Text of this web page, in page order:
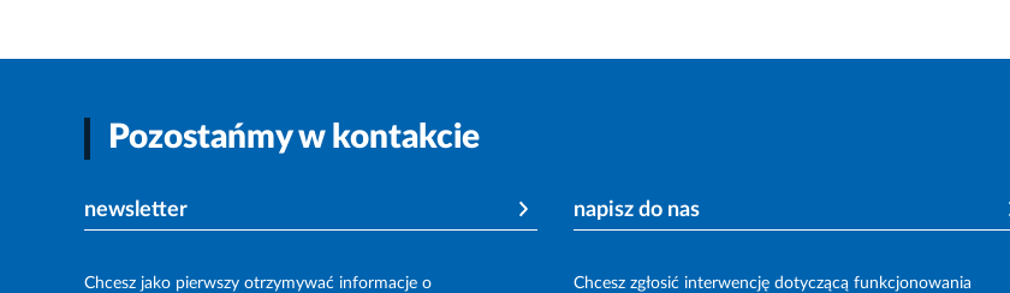
Pozostańmy w kontakcie
newsletter
Chcesz jako pierwszy otrzymywać informacje o
napisz do nas
Chcesz zgłosić interwencję dotyczącą funkcjonowania